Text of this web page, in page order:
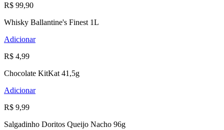
R$ 99,90
Whisky Ballantine's Finest 1L
Adicionar
R$ 4,99
Chocolate KitKat 41,5g
Adicionar
R$ 9,99
Salgadinho Doritos Queijo Nacho 96g